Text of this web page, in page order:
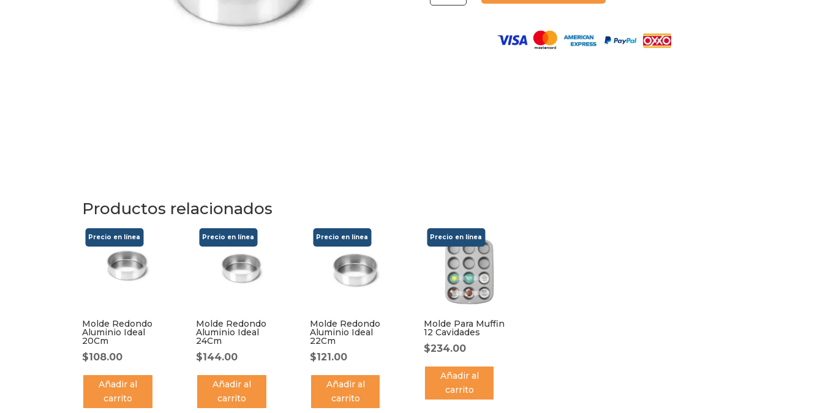
Aluminio
Productos relacionados
Molde Redondo
Aluminio Ideal
20Cm
$108.00
Añadir al
carrito
Molde Redondo
Aluminio Ideal
24Cm
$144.00
Añadir al
carrito
Molde Redondo
Aluminio Ideal
22Cm
$121.00
Añadir al
carrito
Molde Para Muffin
12 Cavidades
$234.00
Añadir al
carrito